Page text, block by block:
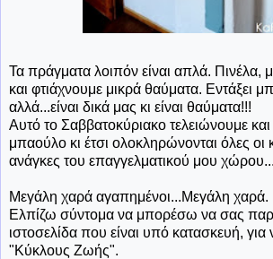
Τα πράγματα λοιπόν είναι απλά. Πινέλα,
και φτιάχνουμε μικρά θαύματα. Εντάξει
αλλά...είναι δικά μας κι είναι θαύματα!!!
Αυτό το Σαββατοκύριακο τελειώνουμε και
μπαούλο κι έτσι ολοκληρώνονται όλες οι
ανάγκες του επαγγελματικού μου χώρου...
Μεγάλη χαρά αγαπημένοι...Μεγάλη χαρά.
Ελπίζω σύντομα να μπορέσω να σας
ιστοσελίδα που είναι υπό κατασκευή, για
"Κύκλους Ζωής".